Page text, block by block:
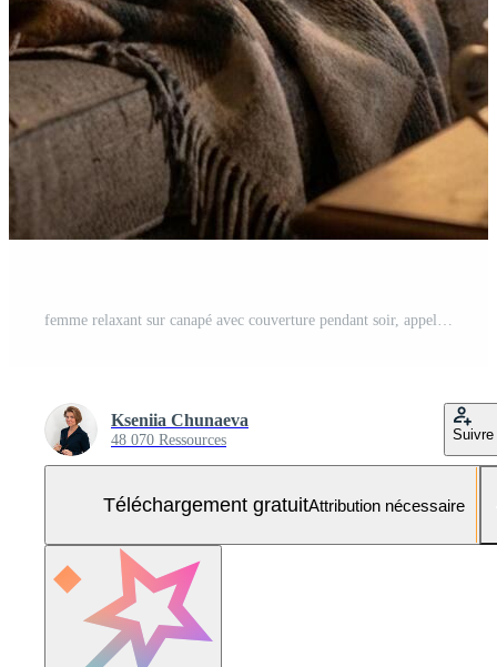
femme relaxant sur canapé avec couverture pendant soir, appel sur portable dans confortable vivant chambre, chaud lampe de poche et ville lumières suggérer calme lien Photo Gratuite
Kseniia Chunaeva
48 070 Ressources Suivre
Téléchargement gratuitAttribution nécessaire